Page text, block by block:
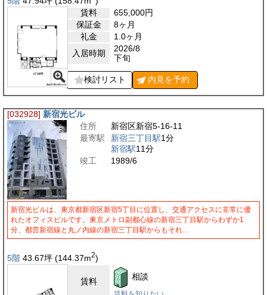
賃料
655,000円
保証金
8ヶ月
礼金
1.0ヶ月
入居時期
2026/8
下旬
検討リスト 内見を予約
[032928] 新宿光ビル
住所
新宿区新宿5-16-11
最寄駅
新宿三丁目駅1分
新宿駅11分
竣工
1989/6
新宿光ビルは、東京都新宿区新宿5丁目に位置し、交通アクセスに非常に優
れたオフィスビルです。東京メトロ副都心線の新宿三丁目駅からわずか1
分、都営新宿線と丸ノ内線の新宿三丁目駅からもそれ…
5階 43.67坪 (144.37m2)
賃料 相談